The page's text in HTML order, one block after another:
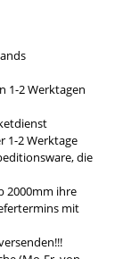
1-2 Werktagen
1-2 Werktage
die
2000mm ihre
mit